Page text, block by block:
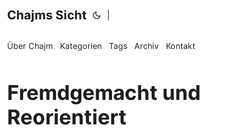
Chajms Sicht
Über Chajm Kategorien Tags Archiv Kontakt
Fremdgemacht und
Reorientiert